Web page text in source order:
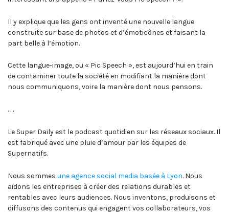
Il y explique que les gens ont inventé une nouvelle langue
construite sur base de photos et d’émoticônes et faisant la
part belle à l’émotion.
Cette langue-image, ou « Pic Speech », est aujourd’hui en train
de contaminer toute la société en modifiant la manière dont
nous communiquons, voire la manière dont nous pensons.
. . .
Le Super Daily est le podcast quotidien sur les réseaux sociaux. Il
est fabriqué avec une pluie d’amour par les équipes de
Supernatifs.
Nous sommes une agence social media basée à Lyon. Nous
aidons les entreprises à créer des relations durables et
rentables avec leurs audiences. Nous inventons, produisons et
diffusons des contenus qui engagent vos collaborateurs, vos